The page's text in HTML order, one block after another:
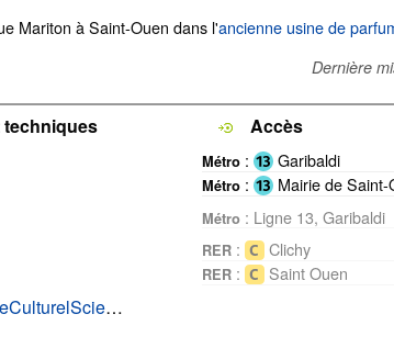
Mariton à Saint-Ouen dans l'ancienne usine de
Dernière
techniques
www.facebook.com/CentreCulturelSciencesArts/
Accès
Métro : Garibaldi
Métro : Mairie de Saint-
Métro : Ligne 13, Garibaldi
RER : Clichy
RER : Saint Ouen